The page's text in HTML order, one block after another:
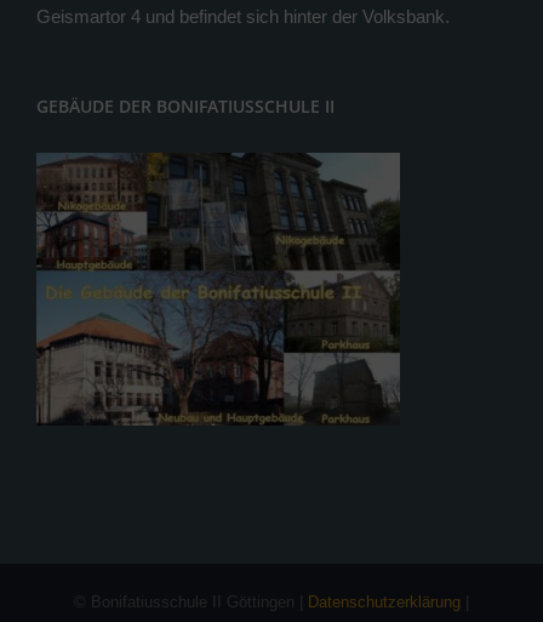
Geismartor 4 und befindet sich hinter der Volksbank.
GEBÄUDE DER BONIFATIUSSCHULE II
© Bonifatiusschule II Göttingen | Datenschutzerklärung